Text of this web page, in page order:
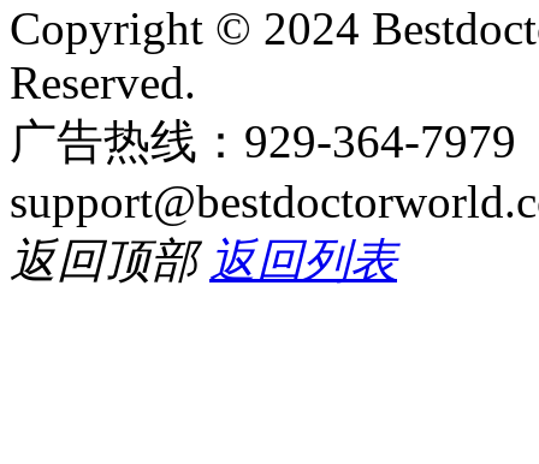
Copyright © 2024
Reserved.
广告热线：929-364-
返回顶部 返回列表